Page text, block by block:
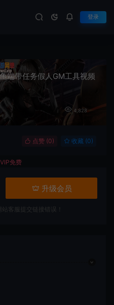
登录
端带任务假人GM工具视频
4,828
点赞 (0) 收藏 (0)
免费
升级会员
客服提交链接错误！